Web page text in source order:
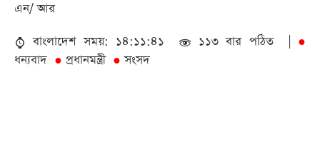
এন/ আর
বাংলাদেশ সময়: ১৪:১১:৪১
১১৩ বার পঠিত | ●
ধন্যবাদ ● প্রধানমন্ত্রী ● সংসদ